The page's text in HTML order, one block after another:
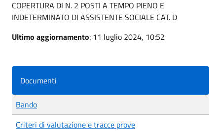
COPERTURA DI N. 2 POSTI A TEMPO PIENO E
INDETERMINATO DI ASSISTENTE SOCIALE CAT. D
Ultimo aggiornamento: 11 luglio 2024, 10:52
Documenti
Bando
Criteri di valutazione e tracce prove